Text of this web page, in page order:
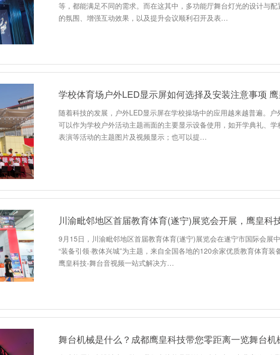
等，都能满足不同的需求。而在这其中，多功能厅舞台灯光的设计与
的氛围、增强互动效果，以及提升会议顺利召开及表…
随着科技的发展，户外LED显示屏在学校操场中的应用越来越普遍。户
可以作为学校户外活动主题画面的主要显示设备使用，如开学典礼、
表演等活动的主题图片及视频显示；也可以提…
9月15日，川渝毗邻地区首届教育体育(遂宁)展览会在遂宁市国际会展
“装备引领·教体兴城”为主题，来自全国各地的120余家优质教育体育装
鹰皇科技-舞台音视频一站式解决方…
舞台机械是什么？成都鹰皇科技带您零距离一览舞台机